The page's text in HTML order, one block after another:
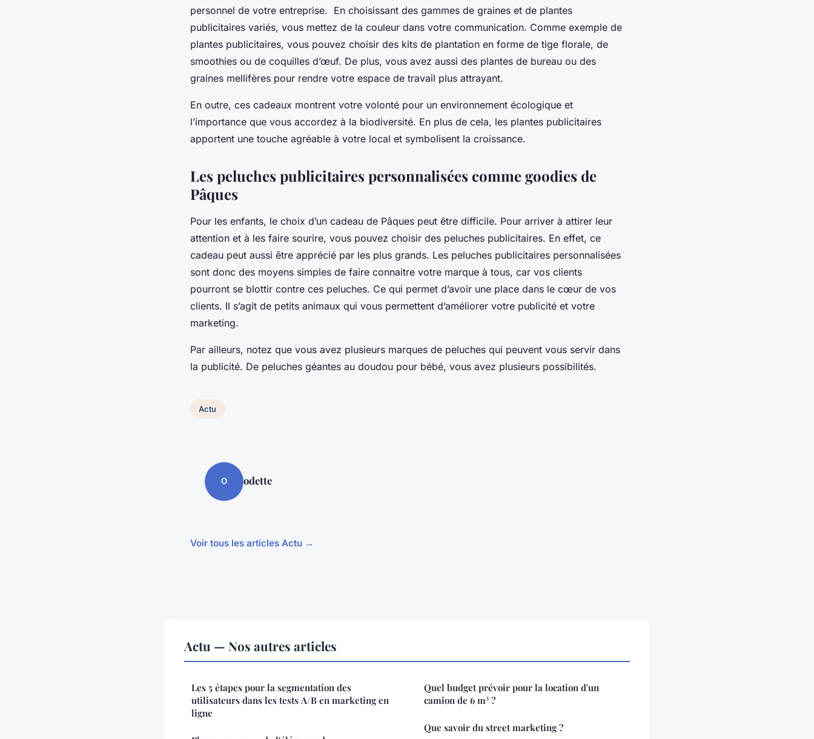
personnel de votre entreprise. En choisissant des gammes de graines et de plantes
publicitaires variés, vous mettez de la couleur dans votre communication. Comme exemple de
plantes publicitaires, vous pouvez choisir des kits de plantation en forme de tige florale, de
smoothies ou de coquilles d’œuf. De plus, vous avez aussi des plantes de bureau ou des
graines mellifères pour rendre votre espace de travail plus attrayant.
En outre, ces cadeaux montrent votre volonté pour un environnement écologique et
l’importance que vous accordez à la biodiversité. En plus de cela, les plantes publicitaires
apportent une touche agréable à votre local et symbolisent la croissance.
Les peluches publicitaires personnalisées comme goodies de
Pâques
Pour les enfants, le choix d’un cadeau de Pâques peut être difficile. Pour arriver à attirer leur
attention et à les faire sourire, vous pouvez choisir des peluches publicitaires. En effet, ce
cadeau peut aussi être apprécié par les plus grands. Les peluches publicitaires personnalisées
sont donc des moyens simples de faire connaitre votre marque à tous, car vos clients
pourront se blottir contre ces peluches. Ce qui permet d’avoir une place dans le cœur de vos
clients. Il s’agit de petits animaux qui vous permettent d’améliorer votre publicité et votre
marketing.
Par ailleurs, notez que vous avez plusieurs marques de peluches qui peuvent vous servir dans
la publicité. De peluches géantes au doudou pour bébé, vous avez plusieurs possibilités.
Actu
O odette
Voir tous les articles Actu →
Actu — Nos autres articles
Les 5 étapes pour la segmentation des
utilisateurs dans les tests A/B en marketing en
ligne
Quel budget prévoir pour la location d'un
camion de 6 m³ ?
Que savoir du street marketing ?